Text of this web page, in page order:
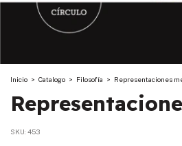
Inicio > Catalogo > Filosofía > Representaciones
SKU: 453